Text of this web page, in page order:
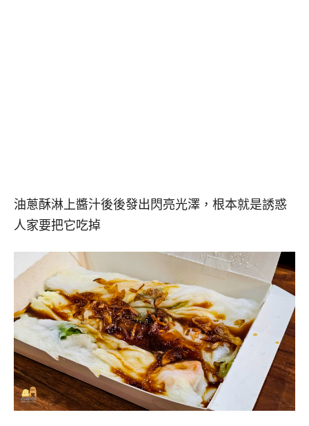
油蔥酥淋上醬汁後後發出閃亮光澤，根本就是誘惑
人家要把它吃掉